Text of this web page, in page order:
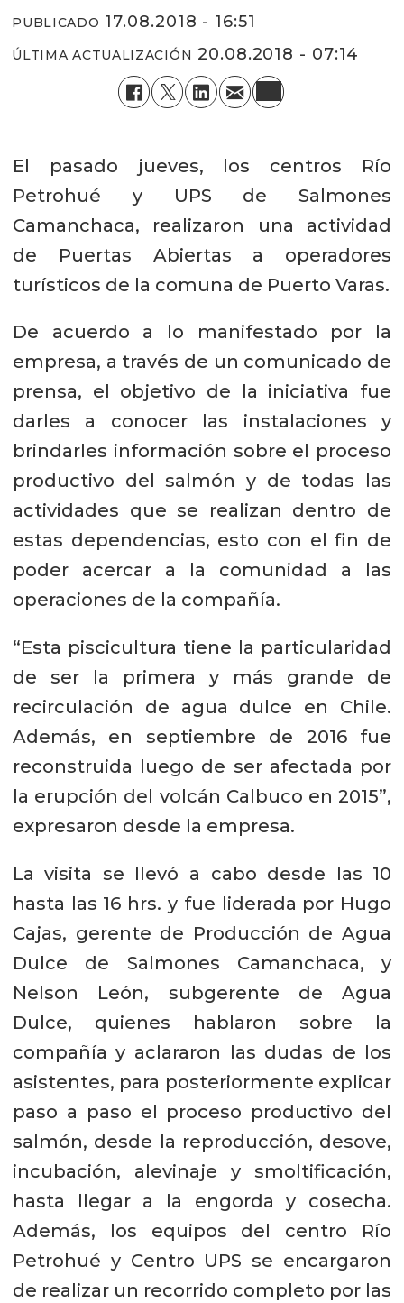
PUBLICADO 17.08.2018 - 16:51
ÚLTIMA ACTUALIZACIÓN 20.08.2018 - 07:14
El pasado jueves, los centros Río
Petrohué y UPS de Salmones
Camanchaca, realizaron una actividad
de Puertas Abiertas a operadores
turísticos de la comuna de Puerto Varas.
De acuerdo a lo manifestado por la
empresa, a través de un comunicado de
prensa, el objetivo de la iniciativa fue
darles a conocer las instalaciones y
brindarles información sobre el proceso
productivo del salmón y de todas las
actividades que se realizan dentro de
estas dependencias, esto con el fin de
poder acercar a la comunidad a las
operaciones de la compañía.
“Esta piscicultura tiene la particularidad
de ser la primera y más grande de
recirculación de agua dulce en Chile.
Además, en septiembre de 2016 fue
reconstruida luego de ser afectada por
la erupción del volcán Calbuco en 2015”,
expresaron desde la empresa.
La visita se llevó a cabo desde las 10
hasta las 16 hrs. y fue liderada por Hugo
Cajas, gerente de Producción de Agua
Dulce de Salmones Camanchaca, y
Nelson León, subgerente de Agua
Dulce, quienes hablaron sobre la
compañía y aclararon las dudas de los
asistentes, para posteriormente explicar
paso a paso el proceso productivo del
salmón, desde la reproducción, desove,
incubación, alevinaje y smoltificación,
hasta llegar a la engorda y cosecha.
Además, los equipos del centro Río
Petrohué y Centro UPS se encargaron
de realizar un recorrido completo por las